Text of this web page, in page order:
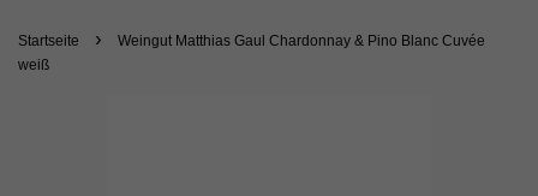
Startseite ›
Weingut Matthias Gaul Chardonnay & Pino Blanc Cuvée
weiß